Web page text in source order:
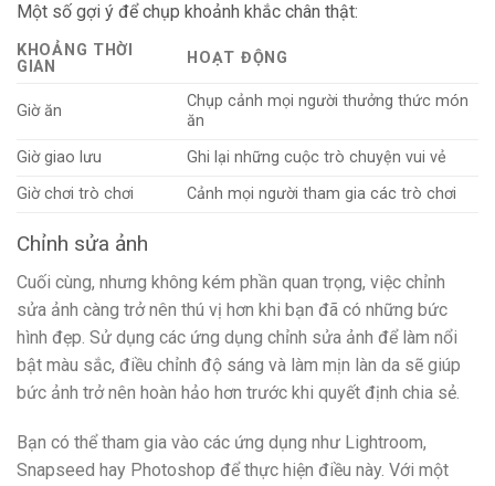
Một số gợi ý để chụp khoảnh khắc chân thật:
KHOẢNG THỜI
GIAN
HOẠT ĐỘNG
Giờ ăn
Chụp cảnh mọi người thưởng thức món
ăn
Giờ giao lưu
Ghi lại những cuộc trò chuyện vui vẻ
Giờ chơi trò chơi
Cảnh mọi người tham gia các trò chơi
Chỉnh sửa ảnh
Cuối cùng, nhưng không kém phần quan trọng, việc chỉnh
sửa ảnh càng trở nên thú vị hơn khi bạn đã có những bức
hình đẹp. Sử dụng các ứng dụng chỉnh sửa ảnh để làm nổi
bật màu sắc, điều chỉnh độ sáng và làm mịn làn da sẽ giúp
bức ảnh trở nên hoàn hảo hơn trước khi quyết định chia sẻ.
Bạn có thể tham gia vào các ứng dụng như Lightroom,
Snapseed hay Photoshop để thực hiện điều này. Với một